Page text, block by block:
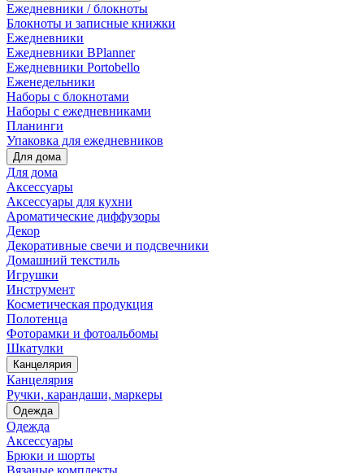
Ежедневники / блокноты
Блокноты и записные книжки
Ежедневники
Ежедневники BPlanner
Ежедневники Portobello
Еженедельники
Наборы с блокнотами
Наборы с ежедневниками
Планинги
Упаковка для ежедневников
Для дома
Для дома
Аксессуары
Аксессуары для кухни
Ароматические диффузоры
Декор
Декоративные свечи и подсвечники
Домашний текстиль
Игрушки
Инструмент
Косметическая продукция
Полотенца
Фоторамки и фотоальбомы
Шкатулки
Канцелярия
Канцелярия
Ручки, карандаши, маркеры
Одежда
Одежда
Аксессуары
Брюки и шорты
Вязаные комплекты